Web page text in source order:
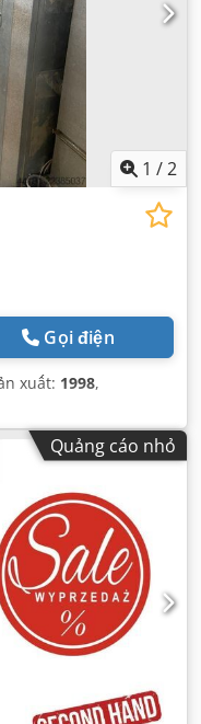
1 /2
Gọi điện
xuất: 1998,
Quảng cáo nhỏ